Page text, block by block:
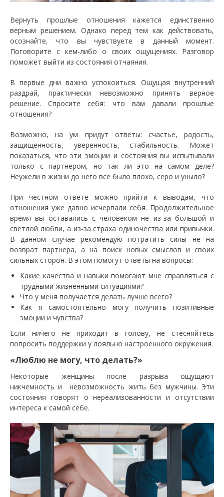
Вернуть прошлые отношения кажется единственно
верным решением. Однако перед тем как действовать,
осознайте, что вы чувствуете в данный момент.
Поговорите с кем-либо о своих ощущениях. Разговор
поможет выйти из состояния отчаяния.
В первые дни важно успокоиться. Ощущая внутренний
раздрай, практически невозможно принять верное
решение. Спросите себя: что вам давали прошлые
отношения?
Возможно, на ум придут ответы: счастье, радость,
защищенность, уверенность, стабильность. Может
показаться, что эти эмоции и состояния вы испытывали
только с партнером, но так ли это на самом деле?
Неужели в жизни до него все было плохо, серо и уныло?
При честном ответе можно прийти к выводам, что
отношения уже давно исчерпали себя. Продолжительное
время вы оставались с человеком не из-за большой и
светлой любви, а из-за страха одиночества или привычки.
В данном случае рекомендую потратить силы не на
возврат партнера, а на поиск новых смыслов и своих
сильных сторон. В этом помогут ответы на вопросы:
Какие качества и навыки помогают мне справляться с
трудными жизненными ситуациями?
Что у меня получается делать лучше всего?
Как я самостоятельно могу получить позитивные
эмоции и чувства?
Если ничего не приходит в голову, не стесняйтесь
попросить поддержки у лояльно настроенного окружения.
«Люблю не могу, что делать?»
Некоторые женщины после разрыва ощущают
никчемность и невозможность жить без мужчины. Эти
состояния говорят о нереализованности и отсутствии
интереса к самой себе.